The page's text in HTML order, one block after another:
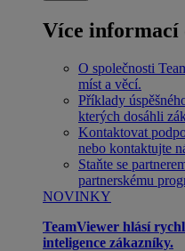
Více informací
O společnosti
míst a věcí.
Příklady
kterých dosáhli
Kontaktovat
nebo kontaktujte
Staňte se
partnerskému
NOVINKY
TeamViewer hlásí
inteligence zákazníky.